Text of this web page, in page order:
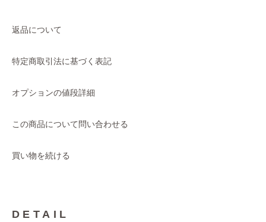
返品について
特定商取引法に基づく表記
オプションの値段詳細
この商品について問い合わせる
買い物を続ける
DETAIL